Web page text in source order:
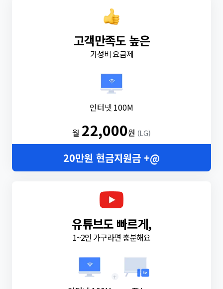
고객만족도 높은
가성비 요금제
인터넷 100M
월 22,000원 (LG)
20만원 현금지원금 +@
유튜브도 빠르게,
1~2인 가구라면 충분해요
+